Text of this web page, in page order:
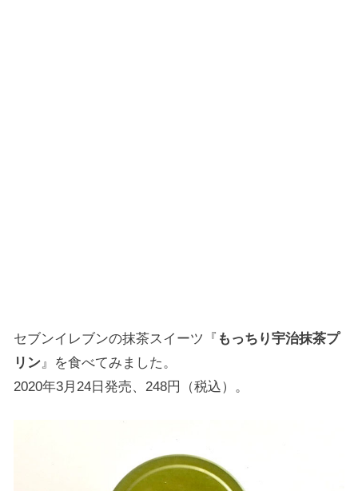
セブンイレブンの抹茶スイーツ『 もっちり宇治抹茶プ
リン 』を食べてみました。
2020年3月24日発売、248円（税込）。